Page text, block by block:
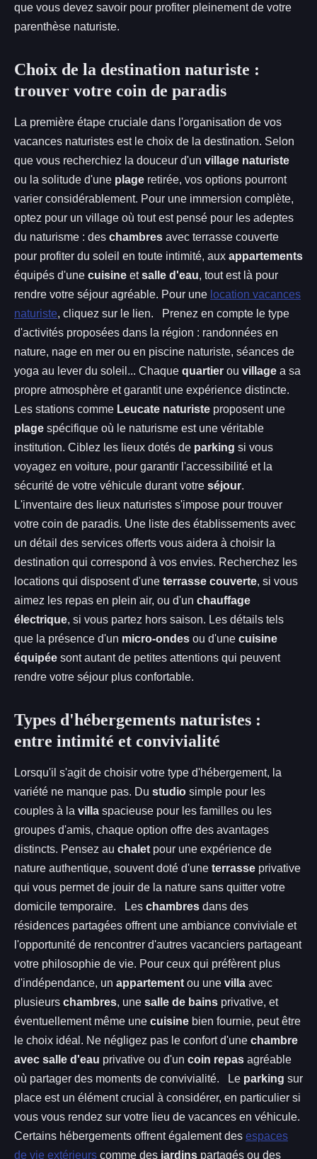
que vous devez savoir pour profiter pleinement de votre
parenthèse naturiste.
Choix de la destination naturiste :
trouver votre coin de paradis
La première étape cruciale dans l'organisation de vos
vacances naturistes est le choix de la destination. Selon
que vous recherchiez la douceur d'un village naturiste
ou la solitude d'une plage retirée, vos options pourront
varier considérablement. Pour une immersion complète,
optez pour un village où tout est pensé pour les adeptes
du naturisme : des chambres avec terrasse couverte
pour profiter du soleil en toute intimité, aux appartements
équipés d'une cuisine etsalle d'eau, tout est là pour
rendre votre séjour agréable. Pour une location vacances
naturiste, cliquez sur le lien. Prenez en compte le type
d'activités proposées dans la région : randonnées en
nature, nage en mer ou en piscine naturiste, séances de
yoga au lever du soleil... Chaque quartier ou village a sa
propre atmosphère et garantit une expérience distincte.
Les stations comme Leucate naturiste proposent une
plage spécifique où le naturisme est une véritable
institution. Ciblez les lieux dotés de parking si vous
voyagez en voiture, pour garantir l'accessibilité et la
sécurité de votre véhicule durant votre séjour.
L'inventaire des lieux naturistes s'impose pour trouver
votre coin de paradis. Une liste des établissements avec
un détail des services offerts vous aidera à choisir la
destination qui correspond à vos envies. Recherchez les
locations qui disposent d'une terrasse couverte, si vous
aimez les repas en plein air, ou d'un chauffage
électrique, si vous partez hors saison. Les détails tels
que la présence d'un micro-ondes ou d'une cuisine
équipée sont autant de petites attentions qui peuvent
rendre votre séjour plus confortable.
Types d'hébergements naturistes :
entre intimité et convivialité
Lorsqu'il s'agit de choisir votre type d'hébergement, la
variété ne manque pas. Du studio simple pour les
couples à la villa spacieuse pour les familles ou les
groupes d'amis, chaque option offre des avantages
distincts. Pensez au chalet pour une expérience de
nature authentique, souvent doté d'une terrasse privative
qui vous permet de jouir de la nature sans quitter votre
domicile temporaire. Les chambres dans des
résidences partagées offrent une ambiance conviviale et
l'opportunité de rencontrer d'autres vacanciers partageant
votre philosophie de vie. Pour ceux qui préfèrent plus
d'indépendance, un appartement ou une villa avec
plusieurs chambres, une salle de bains privative, et
éventuellement même une cuisine bien fournie, peut être
le choix idéal. Ne négligez pas le confort d'une chambre
avec salle d'eau privative ou d'un coin repas agréable
où partager des moments de convivialité. Le parking sur
place est un élément crucial à considérer, en particulier si
vous vous rendez sur votre lieu de vacances en véhicule.
Certains hébergements offrent également des espaces
de vie extérieurs comme des jardins partagés ou des